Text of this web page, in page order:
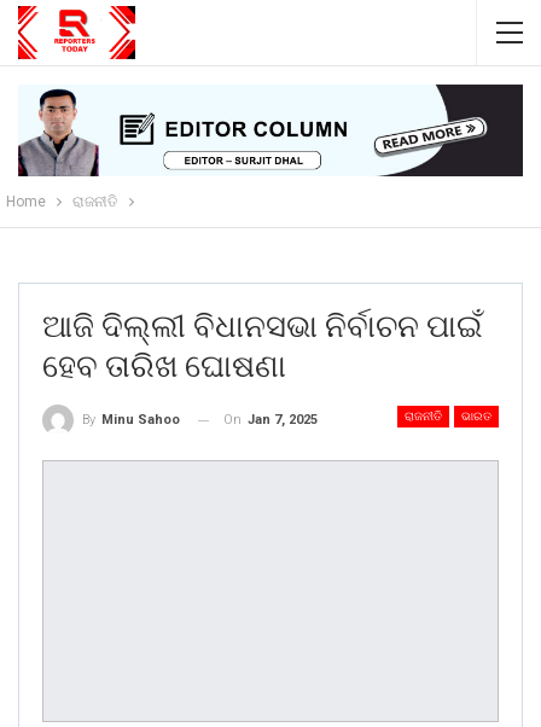
Home ରାଜନୀତି
ଆଜି ଦିଲ୍ଲୀ ବିଧାନସଭା ନିର୍ବାଚନ ପାଇଁ
ହେବ ତାରିଖ ଘୋଷଣା
ରାଜନୀତି ଭାରତ
By Minu Sahoo On Jan 7, 2025